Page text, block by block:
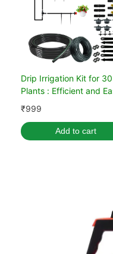
Drip Irrigation Kit for 30
Plants : Efficient and
Gardening
₹999
Add to cart